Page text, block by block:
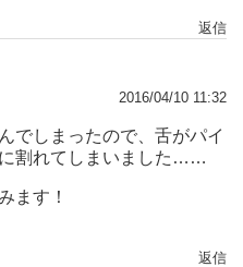
返信
2016/04/10 11:32
でしまったので、舌がパイ
割れてしまいました……
ます！
返信